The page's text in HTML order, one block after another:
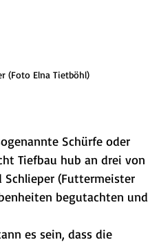
(Foto Elna Tietböhl)
Schürfe oder
Tiefbau hub an drei von
Schlieper (Futtermeister
begutachten und
es sein, dass die